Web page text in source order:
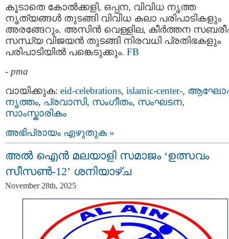
കൂടാതെ കോൽക്കളി, ഒപ്പന, വിവിധ നൃത്ത
നൃത്യങ്ങൾ തുടങ്ങി വിവിധ കലാ പരിപാടികളും
അരങ്ങേറും. അസിൻ വെള്ളില, കീർത്തന
സന്ധ്യ വിജയൻ തുടങ്ങി നിരവധി പ്രതിഭകളും
പരിപാടിയിൽ പങ്കെടുക്കും. FB
- pma
വായിക്കുക: eid-celebrations, islamic-center-,
നൃത്തം, പ്രവാസി, സംഗീതം, സംഘടന,
സാംസ്കാരികം
അഭിപ്രായം എഴുതുക »
അൽ ഐൻ മലയാളി സമാജം ‘ഉത്സവം
സീസൺ-12’ ശനിയാഴ്ച
November 28th, 2025